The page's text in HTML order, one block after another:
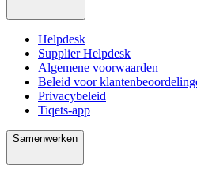
Helpdesk
Supplier Helpdesk
Algemene voorwaarden
Beleid voor
Privacybeleid
Tiqets-app
Samenwerken